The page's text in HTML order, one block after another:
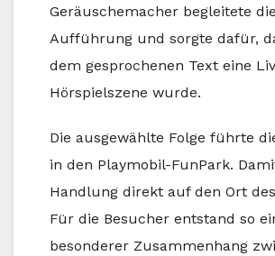
Geräuschemacher begleitete die
Aufführung und sorgte dafür,
dem gesprochenen Text eine
Hörspielszene wurde.
Die ausgewählte Folge führte
in den Playmobil-FunPark.
Handlung direkt auf den Ort
Für die Besucher entstand so
besonderer Zusammenhang